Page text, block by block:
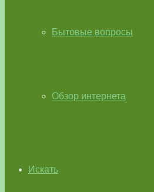
Бытовые вопросы
Обзор интернета
Искать